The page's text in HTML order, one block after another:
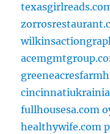
fullhousesa.com
healthywife.com